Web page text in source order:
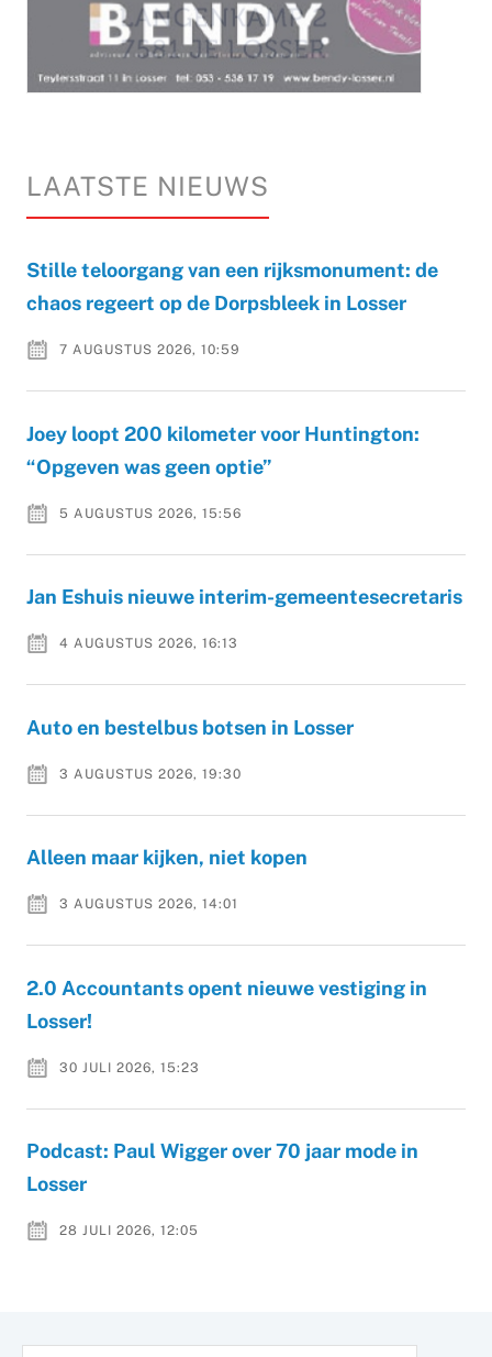
LAATSTE NIEUWS
Stille teloorgang van een rijksmonument: de
chaos regeert op de Dorpsbleek in Losser
7 AUGUSTUS 2026, 10:59
Joey loopt 200 kilometer voor Huntington:
“Opgeven was geen optie”
5 AUGUSTUS 2026, 15:56
Jan Eshuis nieuwe interim-gemeentesecretaris
4 AUGUSTUS 2026, 16:13
Auto en bestelbus botsen in Losser
3 AUGUSTUS 2026, 19:30
Alleen maar kijken, niet kopen
3 AUGUSTUS 2026, 14:01
2.0 Accountants opent nieuwe vestiging in
Losser!
30 JULI 2026, 15:23
Podcast: Paul Wigger over 70 jaar mode in
Losser
28 JULI 2026, 12:05